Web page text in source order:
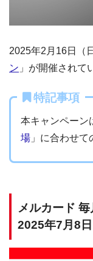
2025年2月16日（
ン 」が開催されて
特記事項
本キャンペーン
場 」に合わせて
メルカード
2025年7月8